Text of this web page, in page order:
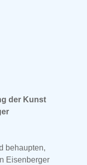
der Kunst
behaupten,
Eisenberger